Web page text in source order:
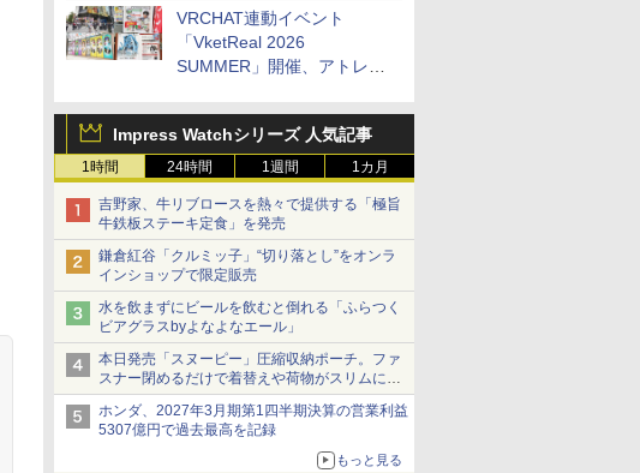
VRCHAT連動イベント
「VketReal 2026
SUMMER」開催、アトレ秋
コラボ、マイクラ/ROBLOX
の「プログラミング体験会」
がソフマップで開催など～
最近の秋葉原 イベント/ポッ
プストア編～
Impress Watchシリーズ 人気記事
1時間 24時間 1週間 1カ月
吉野家、牛リブロースを熱々で提供する「極旨
牛鉄板ステーキ定食」を発売
鎌倉紅谷「クルミッ子」“切り落とし”をオンラ
インショップで限定販売
水を飲まずにビールを飲むと倒れる「ふらつく
ビアグラスbyよなよなエール」
本日発売「スヌーピー」圧縮収納ポーチ。ファ
スナー閉めるだけで着替えや荷物がスリムにま
とまる
ホンダ、2027年3月期第1四半期決算の営業利益
5307億円で過去最高を記録
もっと見る